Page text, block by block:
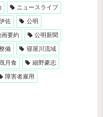
ニュースライブ
佐
公明
画要約
公明新聞
備
寝屋川流域
月食
細野豪志
障害者雇用